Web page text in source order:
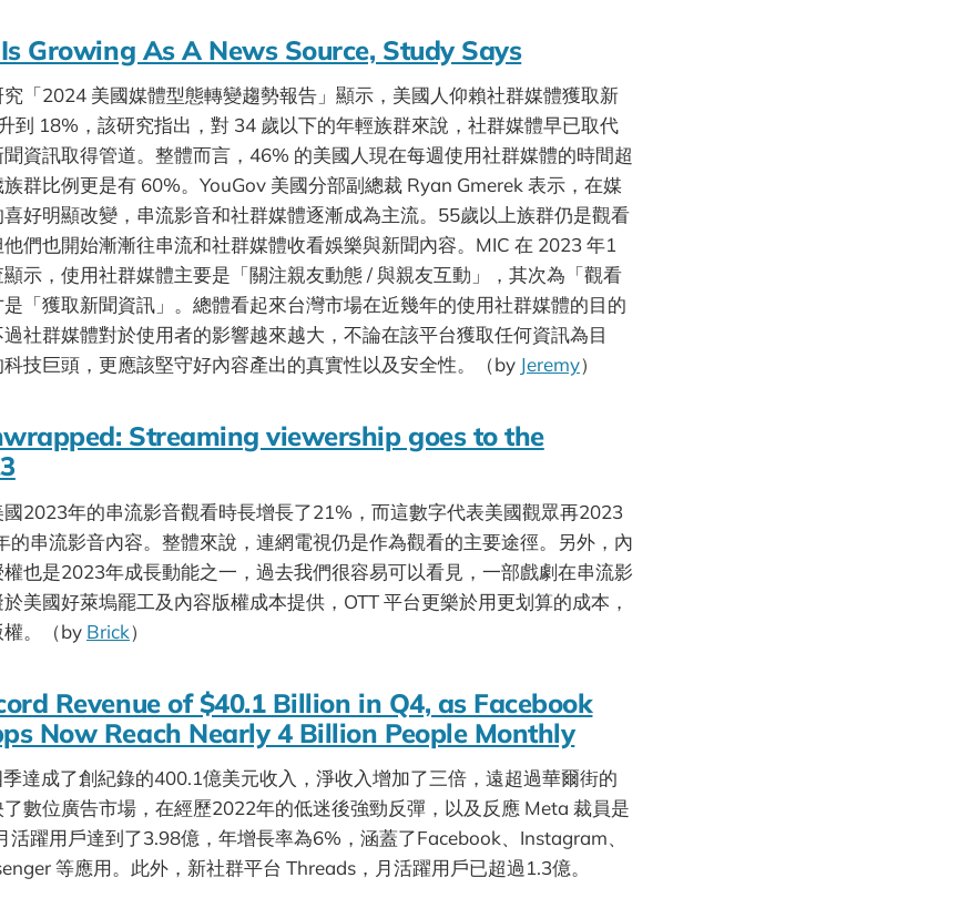
Growing As A News Source, Study Says
「2024 美國媒體型態轉變趨勢報告」顯示，美國人仰賴社群媒體獲取新
到 18%，該研究指出，對 34 歲以下的年輕族群來說，社群媒體早已取代
資訊取得管道。整體而言，46% 的美國人現在每週使用社群媒體的時間超
群比例更是有 60%。YouGov 美國分部副總裁 Ryan Gmerek 表示，在媒
好明顯改變，串流影音和社群媒體逐漸成為主流。55歲以上族群仍是觀看
們也開始漸漸往串流和社群媒體收看娛樂與新聞內容。MIC 在 2023 年1
示，使用社群媒體主要是「關注親友動態 / 與親友互動」，其次為「觀看
「獲取新聞資訊」。總體看起來台灣市場在近幾年的使用社群媒體的目的
社群媒體對於使用者的影響越來越大，不論在該平台獲取任何資訊為目
技巨頭，更應該堅守好內容產出的真實性以及安全性。（by Jeremy）
Streaming viewership goes to the
2023年的串流影音觀看時長增長了21%，而這數字代表美國觀眾再2023
的串流影音內容。整體來說，連網電視仍是作為觀看的主要途徑。另外，內
也是2023年成長動能之一，過去我們很容易可以看見，一部戲劇在串流影
美國好萊塢罷工及內容版權成本提供，OTT 平台更樂於用更划算的成本，
。（by Brick）
Revenue of $40.1 Billion in Q4, as Facebook
Now Reach Nearly 4 Billion People Monthly
達成了創紀錄的400.1億美元收入，淨收入增加了三倍，遠超過華爾街的
數位廣告市場，在經歷2022年的低迷後強勁反彈，以及反應 Meta 裁員是
活躍用戶達到了3.98億，年增長率為6%，涵蓋了Facebook、Instagram、
等應用。此外，新社群平台 Threads，月活躍用戶已超過1.3億。